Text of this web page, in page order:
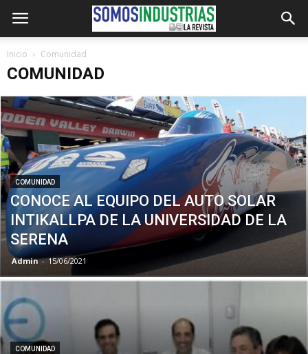
Inicio Comunidad
COMUNIDAD
COMUNIDAD
CONOCE AL EQUIPO DEL AUTO SOLAR
INTIKALLPA DE LA UNIVERSIDAD DE LA
SERENA
Admin - 15/06/2021
COMUNIDAD